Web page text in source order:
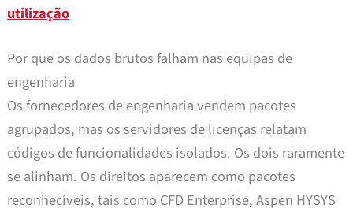
utilização
Por que os dados brutos falham nas equipas de
engenharia
Os fornecedores de engenharia vendem pacotes
agrupados, mas os servidores de licenças relatam
códigos de funcionalidades isolados. Os dois raramente
se alinham. Os direitos aparecem como pacotes
reconhecíveis, tais como CFD Enterprise, Aspen HYSYS